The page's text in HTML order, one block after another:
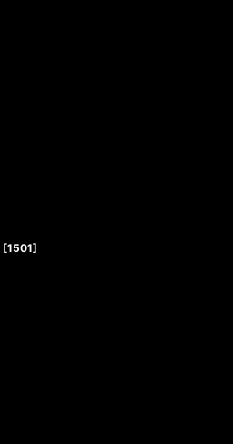
[1501]